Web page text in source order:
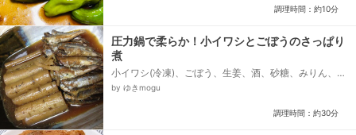
調理時間：約10分
圧力鍋で柔らか！小イワシとごぼうのさっぱり
煮
小イワシ(冷凍)、ごぼう、生姜、酒、砂糖、みりん、し
ょうゆ、酢
by ゆきmogu
調理時間：約30分